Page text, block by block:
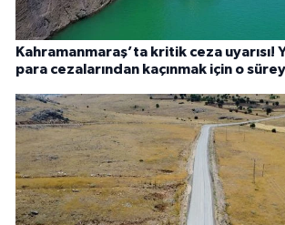
Kahramanmaraş’ta kritik ceza uyarısı!
para cezalarından kaçınmak için o